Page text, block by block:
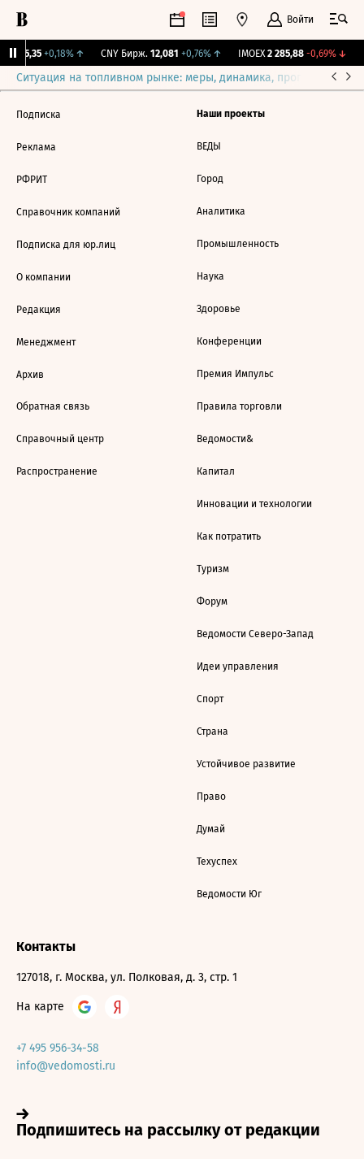
Войти
115,35 +0,18%↑ CNY Бирж. 12,081 +0,76%↑ IMOEX 2 285,88 -0,69%↓
Ситуация на топливном рынке: меры, динамика, прогнозы
Подписка
Реклама
РФРИТ
Справочник компаний
Подписка для юр.лиц
О компании
Редакция
Менеджмент
Архив
Обратная связь
Справочный центр
Распространение
Наши проекты
ВЕДЫ
Город
Аналитика
Промышленность
Наука
Здоровье
Конференции
Премия Импульс
Правила торговли
Ведомости&
Капитал
Инновации и технологии
Как потратить
Туризм
Форум
Ведомости Северо-Запад
Идеи управления
Спорт
Страна
Устойчивое развитие
Право
Думай
Техуспех
Ведомости Юг
Контакты
127018, г. Москва, ул. Полковая, д. 3, стр. 1
На карте
+7 495 956-34-58
info@vedomosti.ru